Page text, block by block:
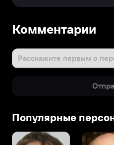
Комментарии
Расскажите первым о
Популярные